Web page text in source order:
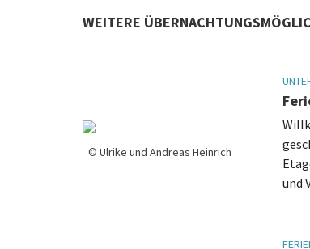
WEITERE
© Ulrike und Andreas Heinrich
und